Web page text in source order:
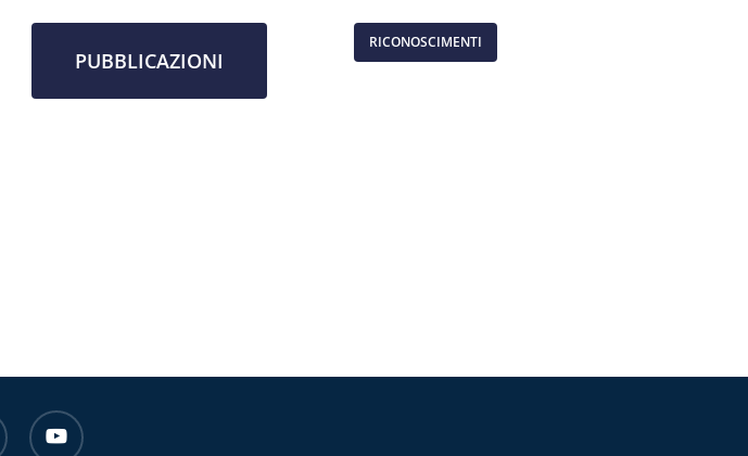
PUBBLICAZIONI
RICONOSCIMENTI
youtube